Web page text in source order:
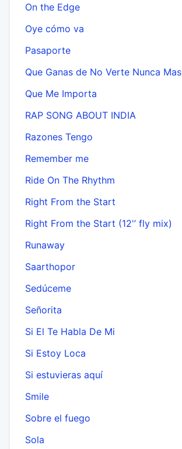
On the Edge
Oye cómo va
Pasaporte
Que Ganas de No Verte Nunca Mas
Que Me Importa
RAP SONG ABOUT INDIA
Razones Tengo
Remember me
Ride On The Rhythm
Right From the Start
Right From the Start (12'’ fly mix)
Runaway
Saarthopor
Sedúceme
Señorita
Si El Te Habla De Mi
Si Estoy Loca
Si estuvieras aquí
Smile
Sobre el fuego
Sola